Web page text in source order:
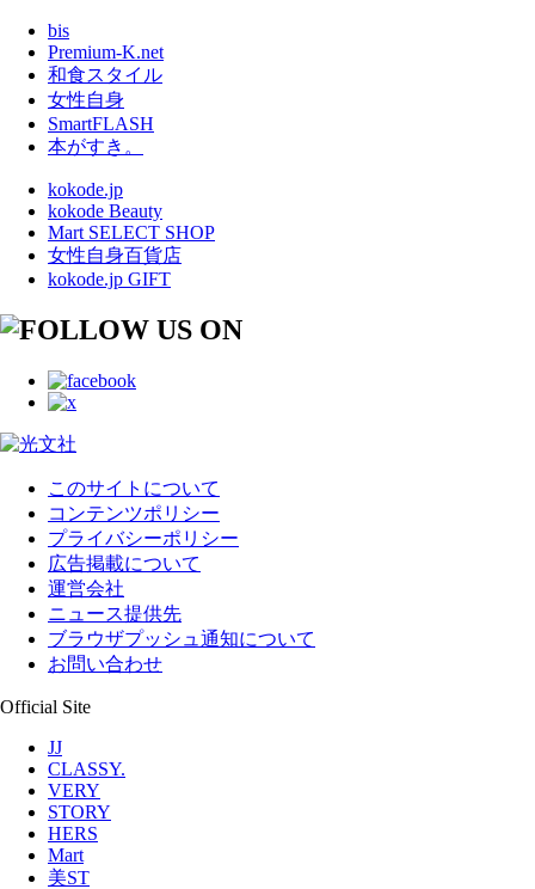
bis
Premium-K.net
和食スタイル
女性自身
SmartFLASH
本がすき。
kokode.jp
kokode Beauty
Mart SELECT SHOP
女性自身百貨店
kokode.jp GIFT
このサイトについて
コンテンツポリシー
プライバシーポリシー
広告掲載について
運営会社
ニュース提供先
ブラウザプッシュ通知について
お問い合わせ
Official Site
JJ
CLASSY.
VERY
STORY
HERS
Mart
美ST